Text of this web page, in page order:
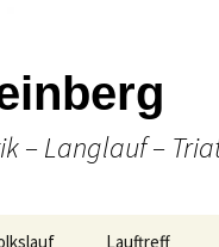
– Langlauf –
Lauftreff